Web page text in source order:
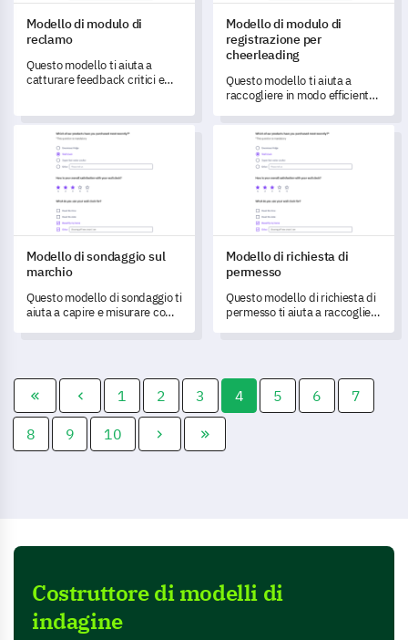
Modello di modulo di
reclamo
Questo modello ti aiuta a
catturare feedback critici e
servizi.
Modello di modulo di
registrazione per
cheerleading
Questo modello ti aiuta a
raccogliere in modo efficiente i
registrazione al cheerleading.
Modello di sondaggio sul marchio
Modello di sondaggio sul
marchio
Questo modello di sondaggio ti
aiuta a capire e misurare come
Modello di richiesta di
Modello di richiesta di
permesso
Questo modello di richiesta di
permesso ti aiuta a raccogliere
1 2 3 4 5 6 7
8 9 10
Costruttore di modelli di
indagine